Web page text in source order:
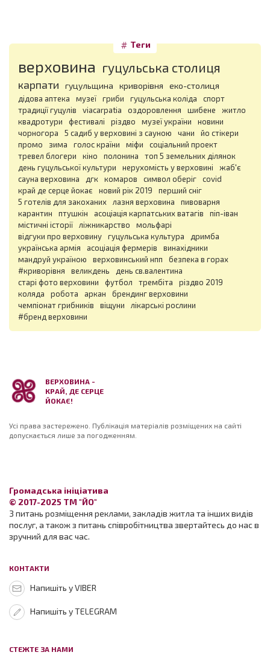
Теги
верховина гуцульська столиця
карпати гуцульщина криворівня еко-столиця
дідова аптека музеї гриби гуцульська коліда
спорт
традиції гуцулів
viacarpatia оздоровлення шибене
житло
квадротури
фестивалі різдво музеї україни
новини
чорногора
5 садиб у верховині з сауною чани
йо стікери
промо
зима голос країни міфи
соціальний проект
тревел блогери
кіно полонина
топ 5 земельних ділянок
день гуцульської культури
нерухомість у верховині
жаб'є
сауна верховина
дгк комаров символ оберіг
covid
край де серце йокає
новий рік 2019
перший сніг
5 готелів для закоханих
лазня верховина
пивоварня
карантин
птушкін асоціація карпатських ватагів
піп-іван
містичні історії
ліжникарство
мольфарі
відгуки про верховину
гуцульська культура
дримба
українська армія
асоціація фермерів
винахідники
мандруй україною
верховинський нпп
безпека в горах
#криворівня
великдень
день св.валентина
старі фото верховини
футбол трембіта
різдво 2019
коляда
робота аркан
брендинг верховини
чемпіонат грибників
віщуни
лікарські рослини
#бренд верховини
ВЕРХОВИНА -
КРАЙ, ДЕ СЕРЦЕ
ЙОКАЄ!
Усі права застережено. Публікація матеріалів розміщених на сайті
допускається лише за погодженням.
Громадська ініціатива
© 2017-2025 ТМ "ЙО"
З питань розміщення реклами, закладів житла та інших видів
послуг, а також з питань співробітництва звертайтесь до нас в
зручний для вас час.
КОНТАКТИ
Напишіть у VIBER
Напишіть у TELEGRAM
СТЕЖТЕ ЗА НАМИ